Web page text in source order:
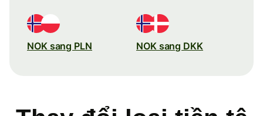
NOK sang PLN NOK sang DKK